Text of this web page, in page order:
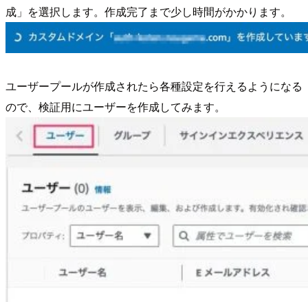
成」を選択します。作成完了まで少し時間がかかります。
ユーザープールが作成されたら各種設定を行えるようになる
ので、検証用にユーザーを作成してみます。